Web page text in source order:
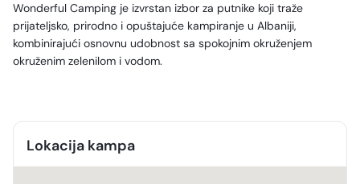
Wonderful Camping je izvrstan izbor za putnike koji traže
prijateljsko, prirodno i opuštajuće kampiranje u Albaniji,
kombinirajući osnovnu udobnost sa spokojnim okruženjem
okruženim zelenilom i vodom.
Lokacija kampa